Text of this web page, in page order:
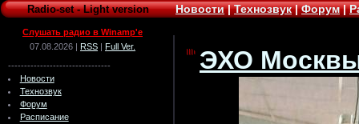
Radio-set-Light version Новости|Технозвук|Форум|
Слушать радио в Winamp'e
07.08.2026 | RSS | Full Ver.
--------------------------------
Новости
Технозвук
Форум
Расписание
ЭХО